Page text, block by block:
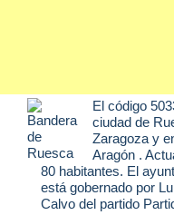
El código
ciudad de
Zaragoza y
Aragón .
80 habitantes. El
está gobernado por
Calvo del partido